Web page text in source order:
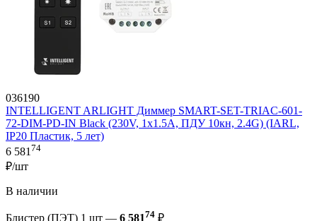
036190
INTELLIGENT ARLIGHT Диммер SMART-SET-TRIAC-601-
72-DIM-PD-IN Black (230V, 1x1.5A, ПДУ 10кн, 2.4G) (IARL,
IP20 Пластик, 5 лет)
6 581 74
₽/шт
В наличии
Блистер (ПЭТ) 1 шт — 6 58174 ₽